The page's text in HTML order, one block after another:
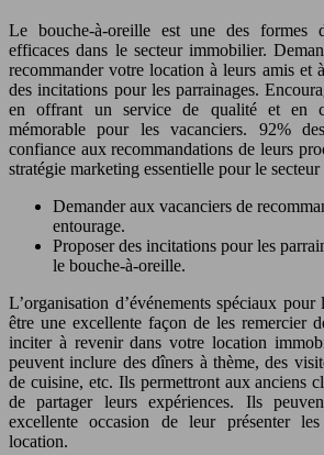
Le bouche-à-oreille est une des formes
efficaces dans le secteur immobilier.
recommander votre location à leurs amis et
des incitations pour les parrainages.
en offrant un service de qualité et en
mémorable pour les vacanciers. 92%
confiance aux recommandations de leurs
stratégie marketing essentielle pour le
Demander aux vacanciers de
entourage.
Proposer des incitations pour les
le bouche-à-oreille.
L’organisation d’événements spéciaux
être une excellente façon de les remercier
inciter à revenir dans votre location
peuvent inclure des dîners à thème, des
de cuisine, etc. Ils permettront aux anciens
de partager leurs expériences. Ils
excellente occasion de leur présenter
location.